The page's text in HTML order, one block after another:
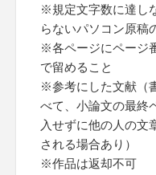
※規定文字数に達し
らないパソコン原稿
※各ページにページ
で留めること
※参考にした文献（
べて、小論文の最終
入せずに他の人の文
される場合あり）
※作品は返却不可